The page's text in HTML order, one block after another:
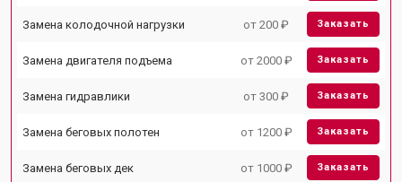
Замена колодочной нагрузки от 200 ₽ Заказать
Замена двигателя подъема от 2000 ₽ Заказать
Замена гидравлики от 300 ₽ Заказать
Замена беговых полотен от 1200 ₽ Заказать
Замена беговых дек от 1000 ₽ Заказать